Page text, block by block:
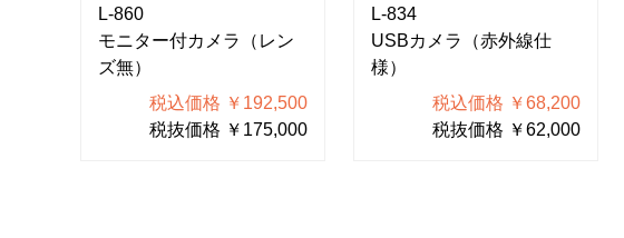
L-860
モニター付カメラ（レン
ズ無）
税込価格 ￥192,500
税抜価格 ￥175,000
L-834
USBカメラ（赤外線仕
様）
税込価格 ￥68,200
税抜価格 ￥62,000